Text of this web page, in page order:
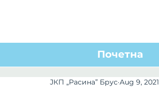
Почетна
ЈКП „Расина” Брус Aug 9, 2021